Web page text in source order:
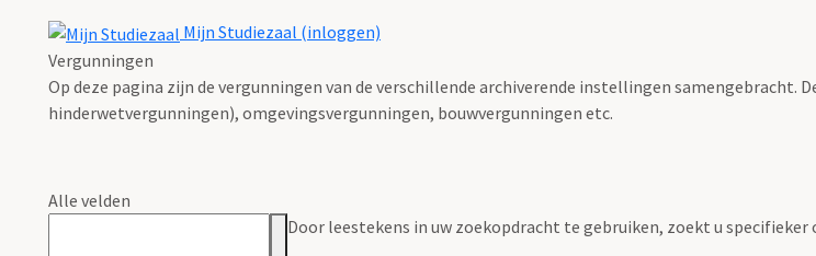
Mijn Studiezaal (inloggen)
Vergunningen
Op deze pagina zijn de vergunningen van de verschillende archiverende instellingen samengebracht.
hinderwetvergunningen), omgevingsvergunningen, bouwvergunningen etc.
Alle velden
Door leestekens in uw zoekopdracht te gebruiken, zoekt u specifieker